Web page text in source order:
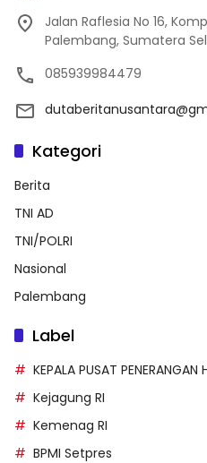
Jalan Raflesia No 16,
Palembang, Sumatera
085939984479
Kategori
Berita
TNI AD
TNI/POLRI
Nasional
Palembang
Label
KEPALA PUSAT PENERANGAN
Kejagung RI
Kemenag RI
BPMI Setpres